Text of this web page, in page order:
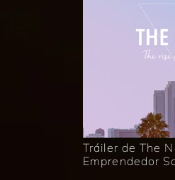
Tráiler de The
Emprendedor